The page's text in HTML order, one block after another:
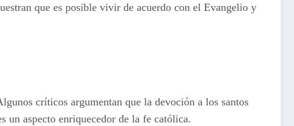
que es posible vivir de acuerdo con el Evangelio y
críticos argumentan que la devoción a los santos
un aspecto enriquecedor de la fe católica.